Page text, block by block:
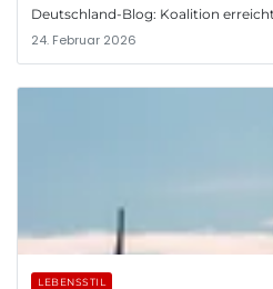
Deutschland-Blog: Koalition
24. Februar 2026
LEBENSSTIL